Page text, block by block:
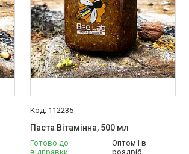
112235
Паста Вітамінна, 500 мл
Готово до
відправки
Оптом і в
роздріб